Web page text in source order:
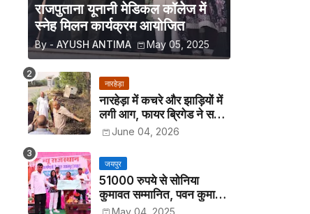
राजपुताना यूनानी मेडिकल कॉलेज में
स्नेह मिलन कार्यक्रम आयोजित
By - AYUSH ANTIMA May 05, 2025
नारहेड़ा
नारहेड़ा में कचरे और झाड़ियों में
लगी आग, फायर ब्रिगेड ने समय
रहते पाया काबू
June 04, 2026
जयपुर
51000 रुपये से सोनिया
कुमावत सम्मानित, पवन कुमावत
व अन्य छात्रों को मिला लैपटॉप
May 04, 2025